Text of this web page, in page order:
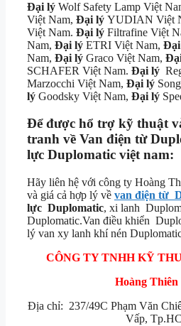
Đại lý Wolf Safety Lamp Việt
Việt Nam, Đại lý YUDIAN Việt
Việt Nam. Đại lý Filtrafine Việt
Nam, Đại lý ETRI Việt Nam,
Nam, Đại lý Graco Việt Nam,
SCHAFER Việt Nam. Đại lý
Marzocchi Việt Nam, Đại lý
lý Goodsky Việt Nam, Đại lý
Để được hổ trợ kỹ thuật
tranh về Van điện từ
lực Duplomatic việt nam:
Hãy liên hệ với công ty Hoàng
và giá cả hợp lý về van điện từ
lực Duplomatic, xi lanh
Duplomatic.Van điều khiển
lý van xy lanh khí nén
CÔNG TY TNHH KỸ
Hoàng Thiên
Địa chỉ: 237/49C Phạm Văn
Vấp,